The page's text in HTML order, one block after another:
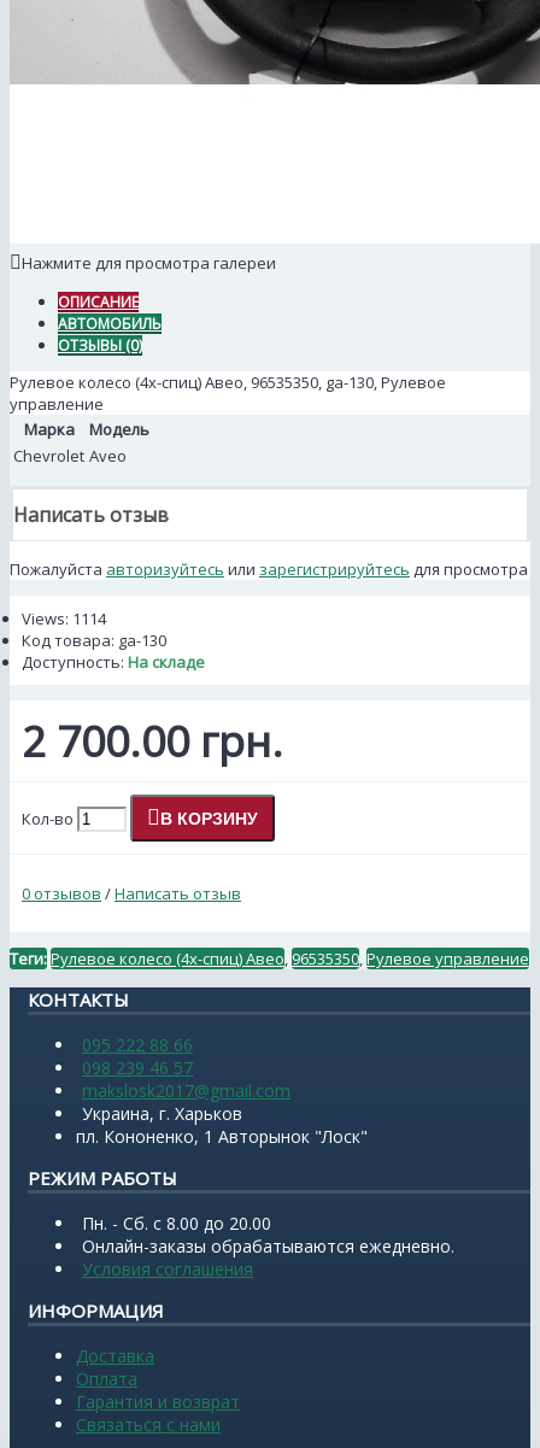
Нажмите для просмотра галереи
ОПИСАНИЕ
АВТОМОБИЛЬ
ОТЗЫВЫ (0)
Рулевое колесо (4х-спиц) Авео, 96535350, ga-130, Рулевое
управление
Марка
Модель
Chevrolet Aveo
Написать отзыв
Пожалуйста авторизуйтесь или зарегистрируйтесь для просмотра
Views: 1114
Код товара: ga-130
Доступность: На складе
2 700.00 грн.
Кол-во В КОРЗИНУ
0 отзывов /Написать отзыв
Теги:Рулевое колесо (4х-спиц) Авео 96535350 Рулевое управление
КОНТАКТЫ
095 222 88 66
098 239 46 57
makslosk2017@gmail.com
Украина, г. Харьков
пл. Кононенко, 1 Авторынок "Лоск"
РЕЖИМ РАБОТЫ
Пн. - Сб. с 8.00 до 20.00
Онлайн-заказы обрабатываются ежедневно.
Условия соглашения
ИНФОРМАЦИЯ
Доставка
Оплата
Гарантия и возврат
Связаться с нами